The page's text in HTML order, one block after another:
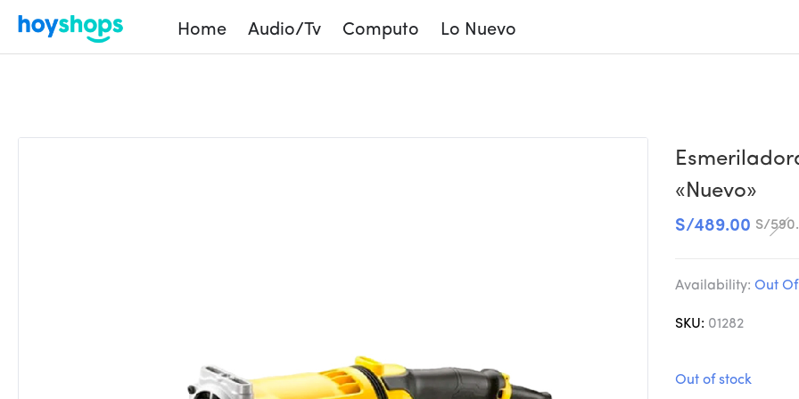
Home Audio/Tv Computo Lo Nuevo
«Nuevo»
S/
S/489.00
Availability: Out
SKU: 01282
Out of stock